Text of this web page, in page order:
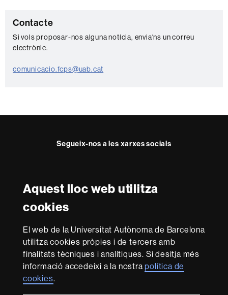
Aquest lloc web utilitza
cookies
El web de la Universitat Autònoma de Barcelona
utilitza cookies pròpies i de tercers amb
finalitats tècniques i analítiques. Si desitja més
informació accedeixi a la nostrapolítica de
cookies.
C
o
n
t
t
Contacte
Si vols proposar-nos alguna notícia, envia'ns un correu
electrònic.
comunicacio.fcps@uab.cat
Segueix-nos a les xarxes socials
Reconeixement internacional de l'excel·lència
in
Research
-
Euraxess
Amb el finançament de